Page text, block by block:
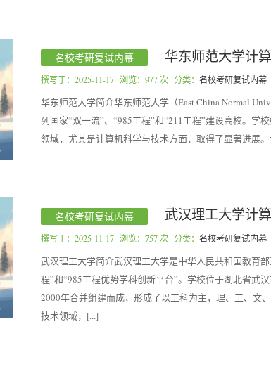
名校考研复试内幕 华东师范大学计
撰写于： 2025-11-17 浏览：977 次 分类： 名校考研复试内幕
华东师范大学简介华东师范大学（East China Normal
列国家“双一流”、“985工程”和“211工程”建设高校。学
领域，尤其是计算机科学与技术方面，取得了显著进展
名校考研复试内幕 武汉理工大学计
撰写于： 2025-11-17 浏览：757 次 分类： 名校考研复试内幕
武汉理工大学简介武汉理工大学是中华人民共和国教育
程”和“985工程优势学科创新平台”。学校位于湖北省武
2000年合并组建而成，形成了以工科为主，理、工、文
技术领域，[...]